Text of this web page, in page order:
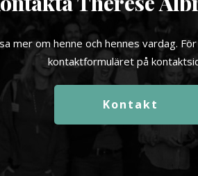
mer om henne och hennes vardag.
kontaktformuläret på
Kontakt